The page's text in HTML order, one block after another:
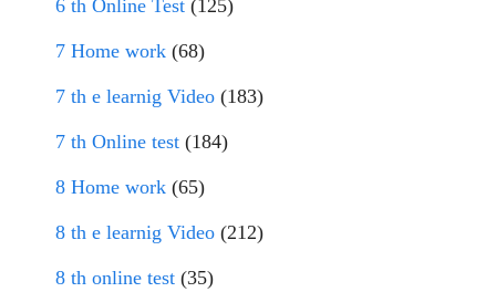
6 th Online Test (125)
7 Home work (68)
7 th e learnig Video (183)
7 th Online test (184)
8 Home work (65)
8 th e learnig Video (212)
8 th online test (35)